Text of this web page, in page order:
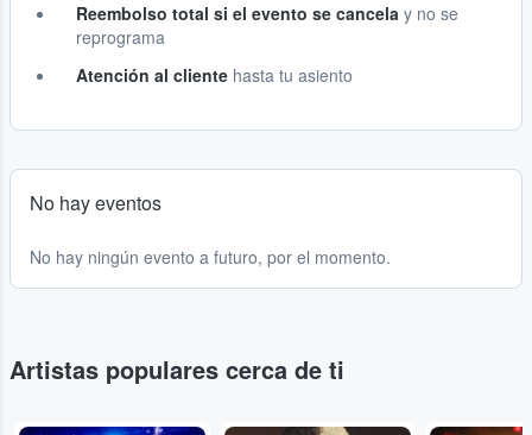
Reembolso total si el evento se cancela y no se
reprograma
Atención al cliente hasta tu asiento
No hay eventos
No hay ningún evento a futuro, por el momento.
Artistas populares cerca de ti